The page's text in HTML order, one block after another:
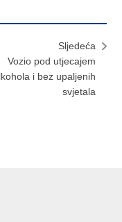
Sljedeća
Vozio pod utjecajem
i bez upaljenih
svjetala